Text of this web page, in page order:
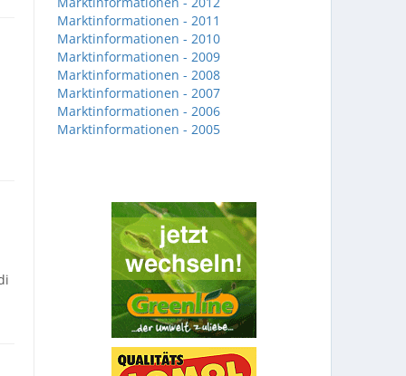
Marktinformationen - 2011
Marktinformationen - 2010
Marktinformationen - 2009
Marktinformationen - 2008
Marktinformationen - 2007
Marktinformationen - 2006
Marktinformationen - 2005